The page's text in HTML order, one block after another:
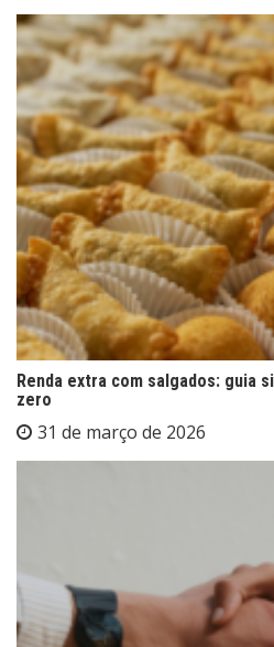
Renda extra com salgados: guia
zero
31 de março de 2026